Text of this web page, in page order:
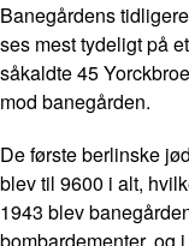
Banegårdens
ses mest tydeligt på
såkaldte 45
mod banegården.
De første berlinske
blev til 9600 i alt,
1943 blev